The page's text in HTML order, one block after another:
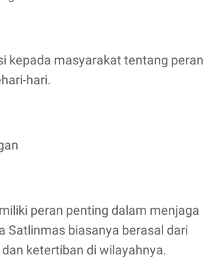
kepada masyarakat tentang peran
hari.
peran penting dalam menjaga
Satlinmas biasanya berasal dari
ketertiban di wilayahnya.